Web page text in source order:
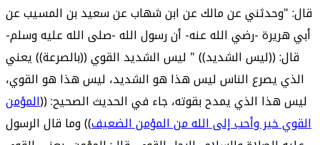
قال: "وحدثني عن مالك عن ابن شهاب عن سعيد بن المسيب عن
أبي هريرة -رضي الله عنه- أن رسول الله -صلى الله عليه وسلم-
قال: ((ليس الشديد)) " ليس الشديد القوي ((بالصرعة)) يعني
الذي يصرع الناس ليس هذا هو الشديد، ليس هذا هو القوي،
ليس هذا الذي يمدح بقوته، جاء في الحديث الصحيح: ((المؤمن
القوي خير وأحب إلى الله من المؤمن الضعيف)) وما قال الرسول